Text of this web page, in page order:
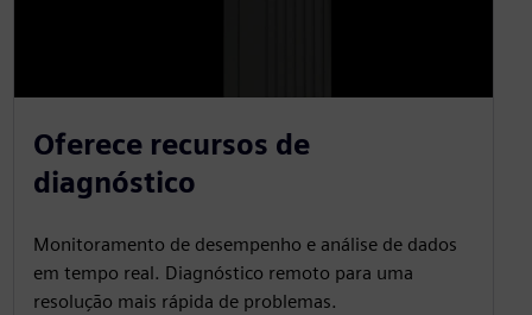
Oferece recursos de
diagnóstico
Monitoramento de desempenho e análise de dados
em tempo real. Diagnóstico remoto para uma
resolução mais rápida de problemas.